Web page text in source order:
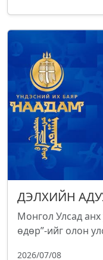
ДЭЛХИЙН
Монгол Улсад анх
өдөр”-ийг олон
2026/07/08